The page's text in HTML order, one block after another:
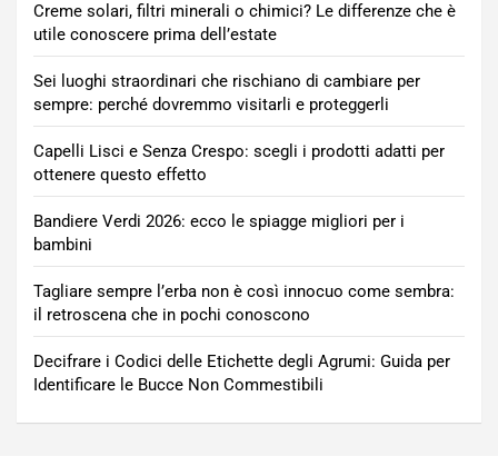
Creme solari, filtri minerali o chimici? Le differenze che è
utile conoscere prima dell’estate
Sei luoghi straordinari che rischiano di cambiare per
sempre: perché dovremmo visitarli e proteggerli
Capelli Lisci e Senza Crespo: scegli i prodotti adatti per
ottenere questo effetto
Bandiere Verdi 2026: ecco le spiagge migliori per i
bambini
Tagliare sempre l’erba non è così innocuo come sembra:
il retroscena che in pochi conoscono
Decifrare i Codici delle Etichette degli Agrumi: Guida per
Identificare le Bucce Non Commestibili